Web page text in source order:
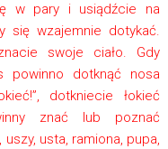
w pary i usiądźcie na
się wzajemnie dotykać.
swoje ciało. Gdy
powinno dotknąć nosa
dotkniecie łokieć
znać lub poznać
usta, ramiona, pupa,